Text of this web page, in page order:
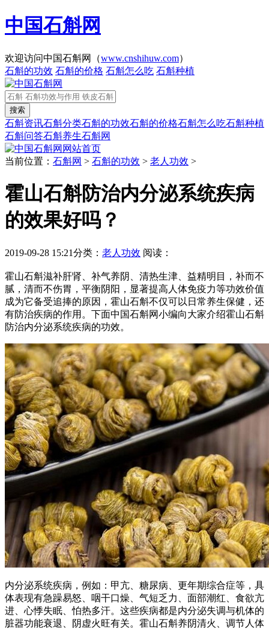
中国石斛网
欢迎访问中国石斛网（www.cnshihuw.com）
石斛的功效 石斛的价格 石斛怎么吃 石斛种植
石斛资讯石斛分类石斛的功效石斛的价格石斛怎么吃石斛种植
石斛问答石斛养生石斛网
网站首页
当前位置： 石斛网 > 石斛的功效 > 老人功效 >
霍山石斛防治内分泌系统疾病
的效果好吗？
2019-09-28 15:21分类： 老人功效 阅读：
霍山石斛滋补肝肾、补气养阴、清热生津、益精明目，补而不
腻，清而不伤胃，平衡阴阳，显著提高人体免疫力等功效价值
成为它备受追捧的原因，霍山石斛不仅可以日常养生保健，还
有防治疾病的作用。下面中国石斛网小编向大家介绍霍山石斛
防治内分泌系统疾病的功效。
内分泌系统疾病，例如：甲亢、糖尿病、更年期综合症等，具
体表现有急躁易怒、咽干口燥、气短乏力、面部潮红、食欲亢
进、心悸失眠、怕热多汗。这些疾病都是内分泌失调与机体的
脏器功能衰退、阴虚火旺有关。霍山石斛养阴清火、调节人体